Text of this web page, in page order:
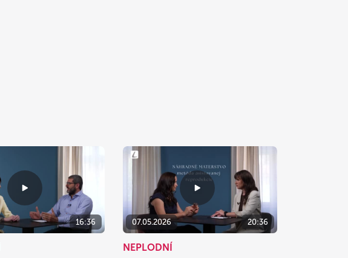
16:36 07.05.2026 20:36
NEPLODNÍ